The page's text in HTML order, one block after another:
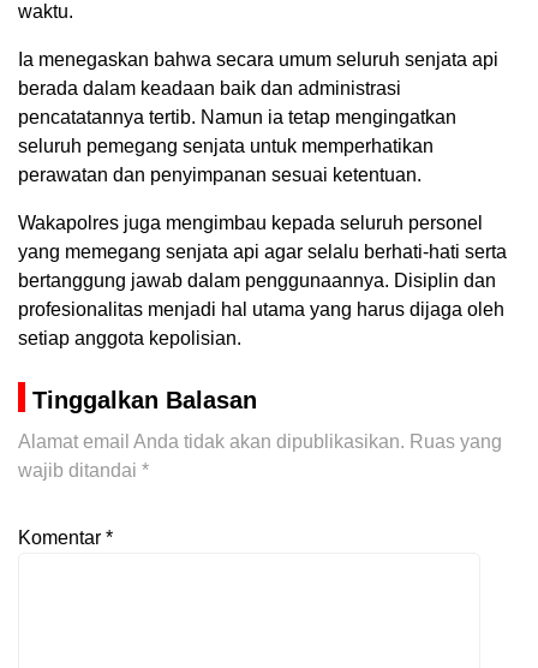
waktu.
Ia menegaskan bahwa secara umum seluruh senjata api
berada dalam keadaan baik dan administrasi
pencatatannya tertib. Namun ia tetap mengingatkan
seluruh pemegang senjata untuk memperhatikan
perawatan dan penyimpanan sesuai ketentuan.
Wakapolres juga mengimbau kepada seluruh personel
yang memegang senjata api agar selalu berhati-hati serta
bertanggung jawab dalam penggunaannya. Disiplin dan
profesionalitas menjadi hal utama yang harus dijaga oleh
setiap anggota kepolisian.
Tinggalkan Balasan
Alamat email Anda tidak akan dipublikasikan. Ruas yang
wajib ditandai *
Komentar *